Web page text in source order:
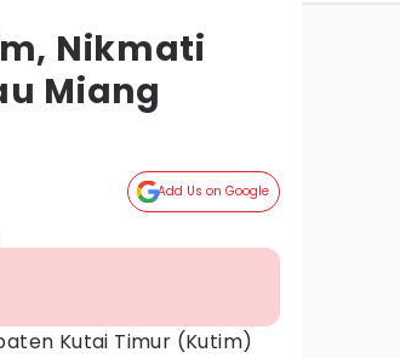
Nikmati
Miang
Add Us on Google
Kutai Timur (Kutim)